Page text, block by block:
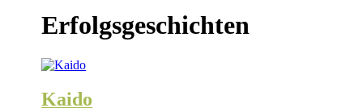
Erfolgsgeschichten
Kaido